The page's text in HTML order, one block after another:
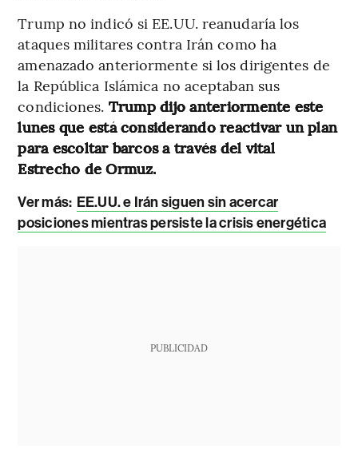
Trump no indicó si EE.UU. reanudaría los
ataques militares contra Irán como ha
amenazado anteriormente si los dirigentes de
la República Islámica no aceptaban sus
condiciones. Trump dijo anteriormente este
lunes que está considerando reactivar un plan
para escoltar barcos a través del vital
Estrecho de Ormuz.
Ver más: EE.UU. e Irán siguen sin acercar
posiciones mientras persiste la crisis energética
PUBLICIDAD